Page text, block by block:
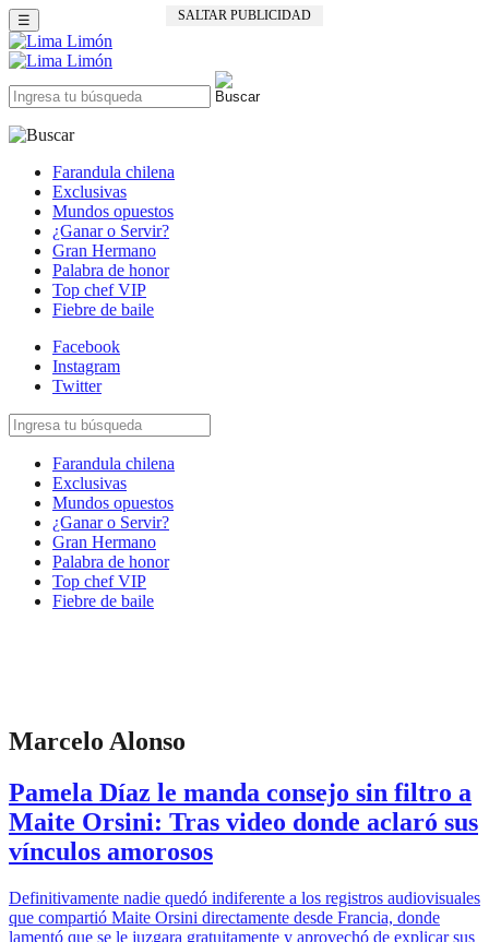
SALTAR PUBLICIDAD
☰
Farandula chilena
Exclusivas
Mundos opuestos
¿Ganar o Servir?
Gran Hermano
Palabra de honor
Top chef VIP
Fiebre de baile
Facebook
Instagram
Twitter
Farandula chilena
Exclusivas
Mundos opuestos
¿Ganar o Servir?
Gran Hermano
Palabra de honor
Top chef VIP
Fiebre de baile
Marcelo Alonso
Pamela Díaz le manda consejo sin filtro a
Maite Orsini: Tras video donde aclaró sus
vínculos amorosos
Definitivamente nadie quedó indiferente a los registros audiovisuales
que compartió Maite Orsini directamente desde Francia, donde
lamentó que se le juzgara gratuitamente y aprovechó de explicar sus